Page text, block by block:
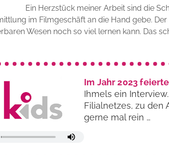
Ein Herzstück meiner Arbeit sind die
im Filmgeschäft an die Hand gebe.
Wesen noch so viel lernen kann. Das
Im Jahr 2023
Ihmels ein
Filialnetzes, zu den
gerne mal rein …